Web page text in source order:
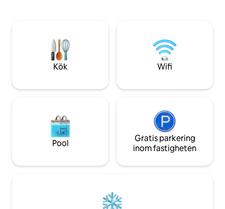
magiskt, fullt utrustat.
sök efter Honey
Lookout — båda
WILDCOMFORT*
Kök Wifi
Pool
Gratis parkering
inom fastigheten